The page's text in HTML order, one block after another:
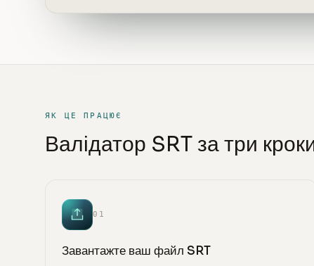
ЯК ЦЕ ПРАЦЮЄ
Валідатор SRT за три
01
Завантажте ваш файл SRT